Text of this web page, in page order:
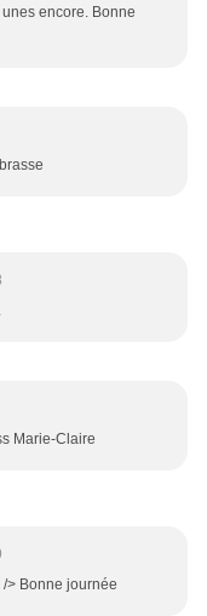
encore. Bonne
Marie-Claire
> Bonne journée